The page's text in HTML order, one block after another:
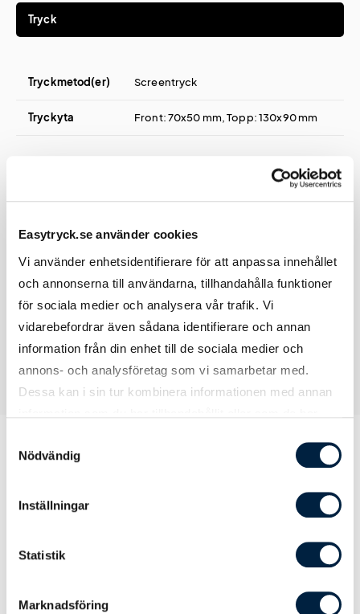
Easytryck.se använder cookies
Vi använder enhetsidentifierare för att anpassa innehållet
och annonserna till användarna, tillhandahålla funktioner
för sociala medier och analysera vår trafik. Vi
vidarebefordrar även sådana identifierare och annan
information från din enhet till de sociala medier och
annons- och analysföretag som vi samarbetar med.
Dessa kan i sin tur kombinera informationen med annan
Nödvändig
Inställningar
Statistik
Marknadsföring
Tryck
Tryckmetod(er) Screentryck
Tryckyta Front: 70x50 mm, Topp: 130x90 mm
Antal 1000
19,80